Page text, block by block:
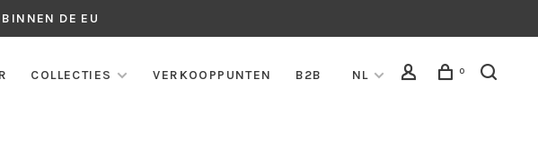
DE EU
COLLECTIES VERKOOPPUNTEN B2B NL 0